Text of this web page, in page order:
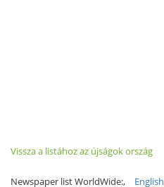
Vissza a listához az újságok ország
Newspaper list WorldWide: English